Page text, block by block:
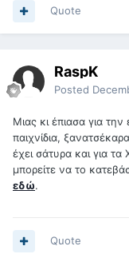
Quote
RaspK
Posted
Μιας κι έπιασα για
παιχνίδια,
έχει σάτυρα και για
μπορείτε να το
εδώ.
Quote